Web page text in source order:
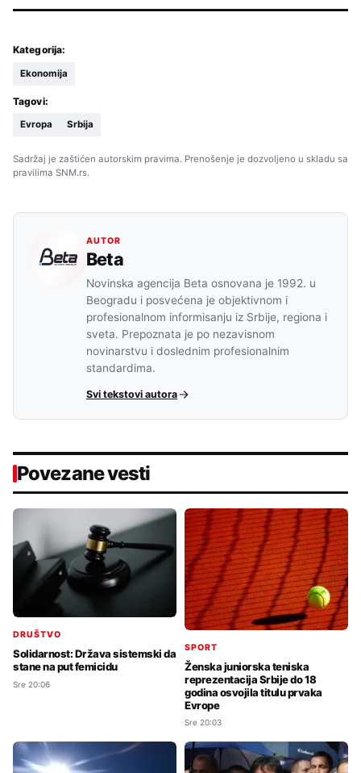
Kategorija:
Ekonomija
Tagovi:
Evropa Srbija
Sadržaj je zaštićen autorskim pravima. Prenošenje je dozvoljeno u skladu sa
pravilima SNM.rs.
AUTOR
Beta
Novinska agencija Beta osnovana je 1992. u
Beogradu i posvećena je objektivnom i
profesionalnom informisanju iz Srbije, regiona i
sveta. Prepoznata je po nezavisnom
novinarstvu i doslednim profesionalnim
standardima.
Svi tekstovi autora
Povezane vesti
DRUŠTVO
Solidarnost: Država sistemski da
stane na put femicidu
Sre 20:06
SPORT
Ženska juniorska teniska
reprezentacija Srbije do 18
godina osvojila titulu prvaka
Evrope
Sre 20:03